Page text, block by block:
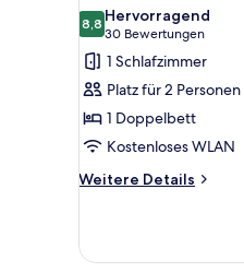
für
Comfort
double
room
anzeigen
8,88,8 von 10
Hervorragend
30 Bewertungen
(30
Bewertungen)
1 Schlafzimmer
Platz für 2 Personen
1 Doppelbett
Kostenloses WLAN
Weitere Details
Weitere
double